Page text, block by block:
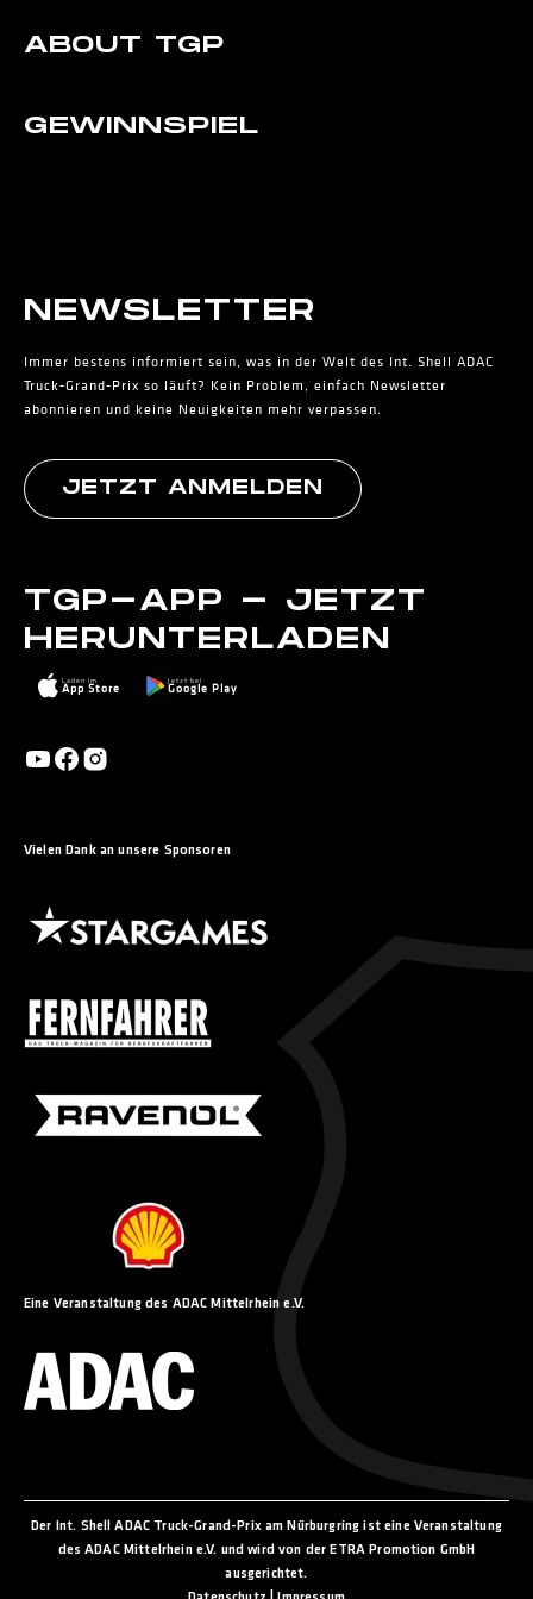
ABOUT TGP
GEWINNSPIEL
NEWS­LETTER
Immer bestens informiert sein, was in der Welt des Int. Shell ADAC
Truck-Grand-Prix so läuft? Kein Problem, einfach Newsletter
abonnieren und keine Neuigkeiten mehr verpassen.
JETZT ANMELDEN
TGP-APP - JETZT
HERUNTERLADEN
Laden im
App Store
Jetzt bei
Google Play
Vielen Dank an unsere Sponsoren
Eine Veranstaltung des ADAC Mittelrhein e.V.
Der Int. Shell ADAC Truck-Grand-Prix am Nürburgring ist eine Veranstaltung
des ADAC Mittelrhein e.V. und wird von der ETRA Promotion GmbH
ausgerichtet.